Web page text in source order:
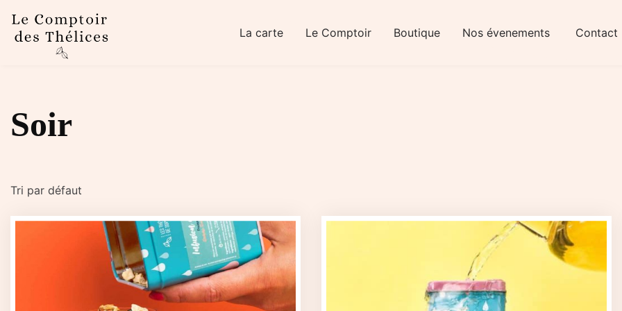
La carte
Le Comptoir Boutique Nos évenements Contact
Soir